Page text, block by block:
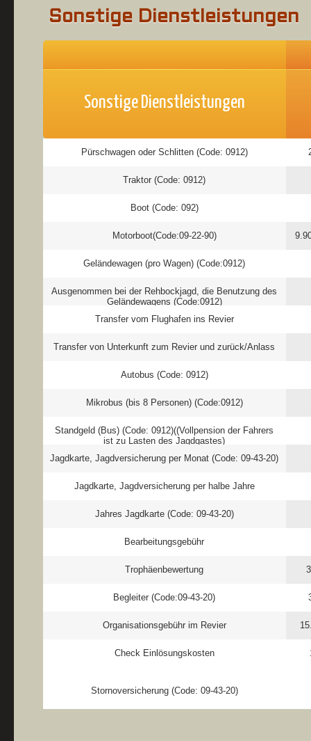
Sonstige Dienstleistungen
Sonstige Dienstleistungen
Pürschwagen oder Schlitten (Code: 0912)
Traktor (Code: 0912)
Boot (Code: 092)
Motorboot(Code:09-22-90)
Geländewagen (pro Wagen) (Code:0912)
Ausgenommen bei der Rehbockjagd, die Benutzung des
Geländewagens (Code:0912)
Transfer vom Flughafen ins Revier
Transfer von Unterkunft zum Revier und zurück/Anlass
Autobus (Code: 0912)
Mikrobus (bis 8 Personen) (Code:0912)
Standgeld (Bus) (Code: 0912)((Vollpension der Fahrers
ist zu Lasten des Jagdgastes)
Jagdkarte, Jagdversicherung per Monat (Code: 09-43-20)
Jagdkarte, Jagdversicherung per halbe Jahre
Jahres Jagdkarte (Code: 09-43-20)
Bearbeitungsgebühr
Trophäenbewertung
Begleiter (Code:09-43-20)
Organisationsgebühr im Revier
Check Einlösungskosten
Stornoversicherung (Code: 09-43-20)